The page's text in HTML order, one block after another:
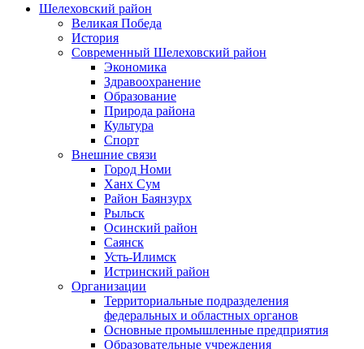
Шелеховский район
Великая Победа
История
Современный Шелеховский район
Экономика
Здравоохранение
Образование
Природа района
Культура
Спорт
Внешние связи
Город Номи
Ханх Сум
Район Баянзурх
Рыльск
Осинский район
Саянск
Усть-Илимск
Истринский район
Организации
Территориальные подразделения
федеральных и областных органов
Основные промышленные предприятия
Образовательные учреждения